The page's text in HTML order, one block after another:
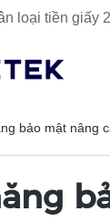
loại tiền giấy
bảo mật nâng